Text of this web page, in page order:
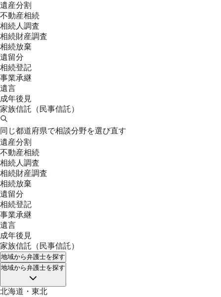
遺産分割
不動産相続
相続人調査
相続財産調査
相続放棄
遺留分
相続登記
事業承継
遺言
成年後見
家族信託（民事信託）
同じ都道府県で相談分野を選び直す
遺産分割
不動産相続
相続人調査
相続財産調査
相続放棄
遺留分
相続登記
事業承継
遺言
成年後見
家族信託（民事信託）
地域から弁護士を探す
地域から弁護士を探す
北海道・東北